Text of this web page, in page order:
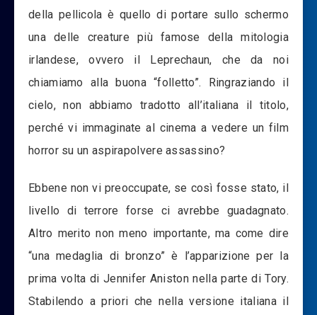
della pellicola è quello di portare sullo schermo
una delle creature più famose della mitologia
irlandese, ovvero il Leprechaun, che da noi
chiamiamo alla buona “folletto”. Ringraziando il
cielo, non abbiamo tradotto all’italiana il titolo,
perché vi immaginate al cinema a vedere un film
horror su un aspirapolvere assassino?
Ebbene non vi preoccupate, se così fosse stato, il
livello di terrore forse ci avrebbe guadagnato.
Altro merito non meno importante, ma come dire
“una medaglia di bronzo” è l’apparizione per la
prima volta di Jennifer Aniston nella parte di Tory.
Stabilendo a priori che nella versione italiana il